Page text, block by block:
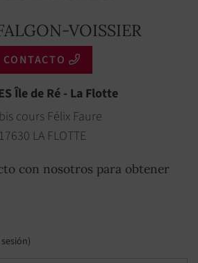
VOISSIER
CONTACTO
Île de Ré - La Flotte
cours Félix Faure
17630 LA FLOTTE
con nosotros para obtener